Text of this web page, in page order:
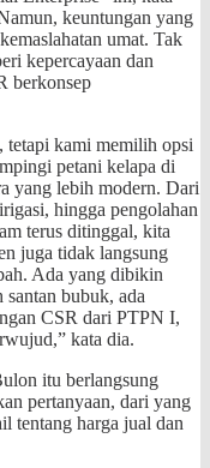
keuntungan yang
umat. Tak
kepercayaan dan
berkonsep
tetapi kami memilih opsi
petani kelapa di
yang lebih modern. Dari
hingga pengolahan
terus ditinggal, kita
juga tidak langsung
Ada yang dibikin
bubuk, ada
CSR dari PTPN I,
kata dia.
itu berlangsung
pertanyaan, dari yang
tentang harga jual dan